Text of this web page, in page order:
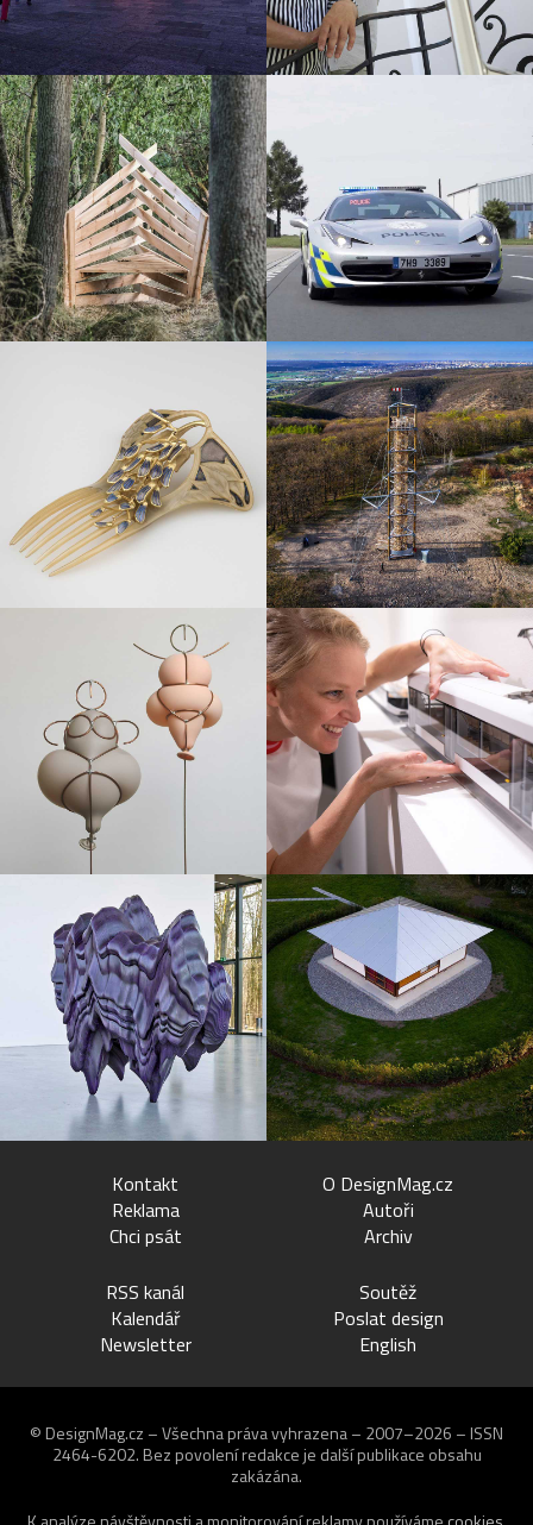
Kontakt
Reklama
Chci psát
O DesignMag.cz
Autoři
Archiv
RSS kanál
Kalendář
Newsletter
Soutěž
Poslat design
English
© DesignMag.cz – Všechna práva vyhrazena – 2007–2026 – ISSN
2464-6202. Bez povolení redakce je další publikace obsahu
zakázána.